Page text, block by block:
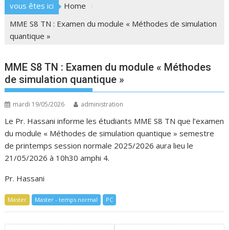
vous êtes ici
Home
MME S8 TN : Examen du module « Méthodes de simulation
quantique »
MME S8 TN : Examen du module « Méthodes
de simulation quantique »
mardi 19/05/2026 administration
Le Pr. Hassani informe les étudiants MME S8 TN que l’examen
du module « Méthodes de simulation quantique » semestre
de printemps session normale 2025/2026 aura lieu le
21/05/2026 à 10h30 amphi 4.
Pr. Hassani
Master Master - temps normal PC